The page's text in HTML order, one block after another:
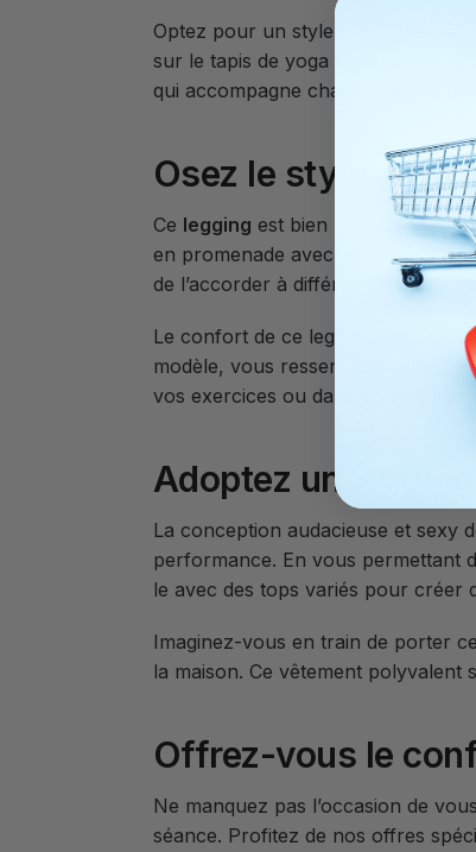
Optez pour un style qui reflète
sur le tapis de yoga comme à la
qui accompagne chacun de vos
Osez le style avec
Ce legging est bien plus qu’un
en promenade avec des amis ou
de l’accorder à différents styles
Le confort de ce legging a été
modèle, vous ressentirez
vos exercices ou dans votre
Adoptez un
La conception audacieuse et sexy
performance. En vous permettant
le avec des tops variés pour créer
Imaginez-vous en train de porter
la maison. Ce vêtement
Offrez-vous le
Ne manquez pas l’occasion de
séance. Profitez de nos offres